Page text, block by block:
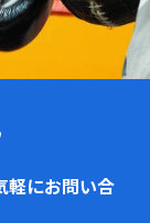
軽にお問い合